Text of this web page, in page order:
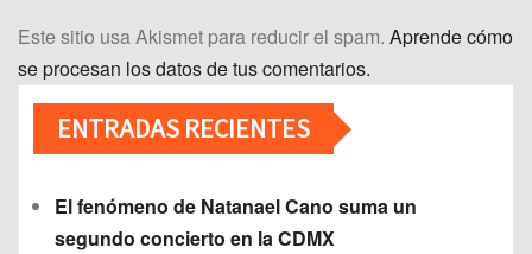
Este sitio usa Akismet para reducir el spam. Aprende cómo
se procesan los datos de tus comentarios.
ENTRADAS RECIENTES
El fenómeno de Natanael Cano suma un
segundo concierto en la CDMX